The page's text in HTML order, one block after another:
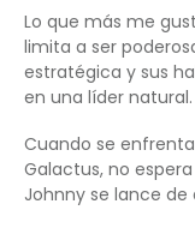
Lo que más me
limita a ser
estratégica y sus
en una líder natural.
Cuando se
Galactus, no
Johnny se lance